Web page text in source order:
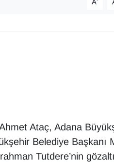
A
Ataç, Adana
Belediye Başkanı
Tutdere’nin